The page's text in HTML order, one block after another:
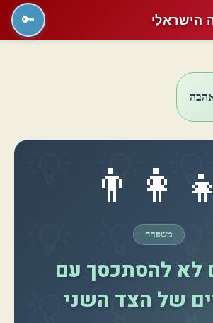
👨‍👩‍👧
משפחה
לא להסתכסך עם
של הצד השני
הישראלי 🔑